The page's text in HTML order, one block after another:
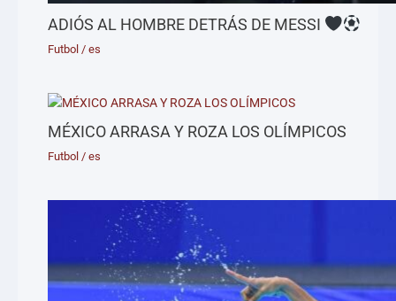
ADIÓS AL HOMBRE DETRÁS DE MESSI
Futbol /es
MÉXICO ARRASA Y ROZA LOS OLÍMPICOS
Futbol /es